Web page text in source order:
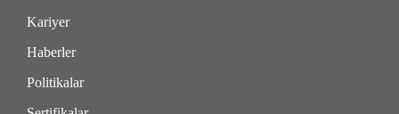
Kariyer
Haberler
Politikalar